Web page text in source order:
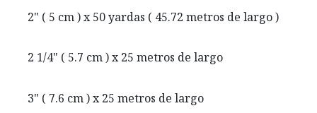
2" ( 5 cm ) x 50 yardas ( 45.72 metros de largo )
2 1/4" ( 5.7 cm ) x 25 metros de largo
3" ( 7.6 cm ) x 25 metros de largo